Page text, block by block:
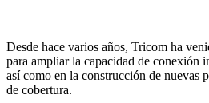
Desde hace varios años, Tricom ha
para ampliar la capacidad de conexión
así como en la construcción de nuevas
de cobertura.